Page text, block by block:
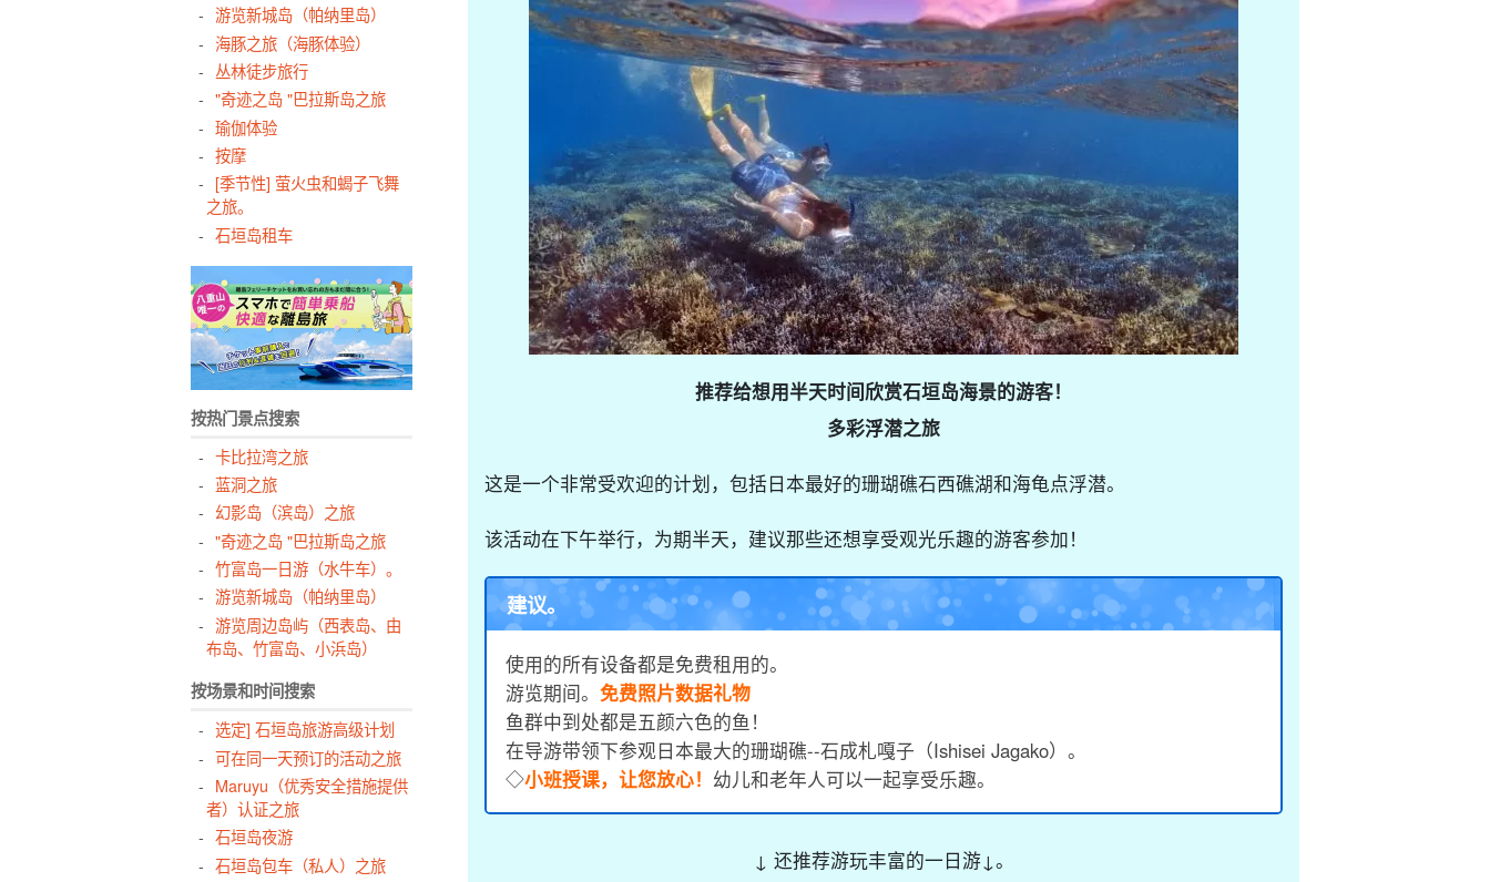
游览新城岛（帕纳里岛）
海豚之旅（海豚体验）
丛林徒步旅行
"奇迹之岛 "巴拉斯岛之旅
瑜伽体验
按摩
[季节性] 萤火虫和蝎子飞舞
之旅。
石垣岛租车
按热门景点搜索
卡比拉湾之旅
蓝洞之旅
幻影岛（滨岛）之旅
"奇迹之岛 "巴拉斯岛之旅
竹富岛一日游（水牛车）。
游览新城岛（帕纳里岛）
游览周边岛屿（西表岛、由
布岛、竹富岛、小浜岛）
按场景和时间搜索
选定] 石垣岛旅游高级计划
可在同一天预订的活动之旅
Maruyu（优秀安全措施提供
者）认证之旅
石垣岛夜游
石垣岛包车（私人）之旅
推荐给想用半天时间欣赏石垣岛海景的游客！
多彩浮潜之旅
这是一个非常受欢迎的计划，包括日本最好的珊瑚礁石西礁湖和海龟点浮潜。
该活动在下午举行，为期半天，建议那些还想享受观光乐趣的游客参加！
建议。
使用的所有设备都是免费租用的。
游览期间。 免费照片数据礼物
鱼群中到处都是五颜六色的鱼！
在导游带领下参观日本最大的珊瑚礁--石成札嘎子（Ishisei Jagako）。
◇小班授课，让您放心！ 幼儿和老年人可以一起享受乐趣。
↓ 还推荐游玩丰富的一日游↓。